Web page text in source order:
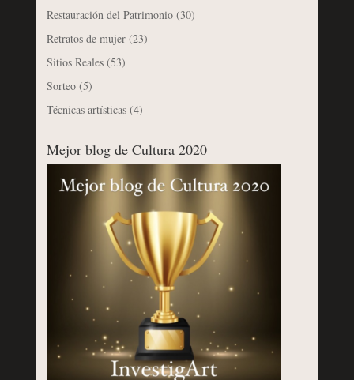
Restauración del Patrimonio(30)
Retratos de mujer(23)
Sitios Reales(53)
Sorteo(5)
Técnicas artísticas(4)
Mejor blog de Cultura 2020